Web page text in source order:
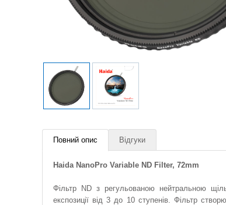
Повний опис Відгуки
Haida NanoPro Variable ND Filter, 72mm
Фільтр ND з регульованою нейтральною
експозиції від 3 до 10 ступенів. Фільтр